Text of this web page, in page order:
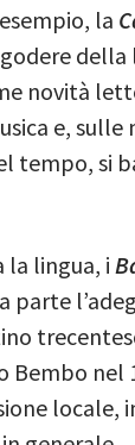
la
novità
e, sulle
tempo, si
la lingua, i
parte
Bembo nel
locale,